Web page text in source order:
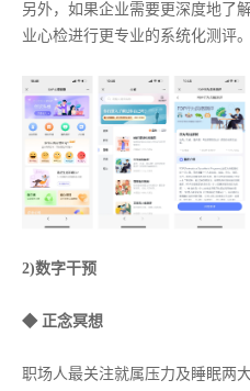
另外，如果企业需要更深度地了
业心检进行更专业的系统化测评。
2)数字干预
◆ 正念冥想
职场人最关注就属压力及睡眠两